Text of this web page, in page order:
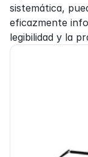
sistemática,
eficazmente
legibilidad y la